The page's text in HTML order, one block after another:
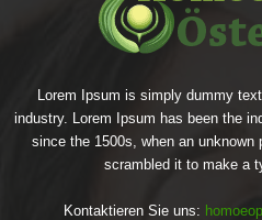
Lorem Ipsum is simply dummy
industry. Lorem Ipsum has been the
since the 1500s, when an
scrambled it to make a
Kontaktieren Sie uns: